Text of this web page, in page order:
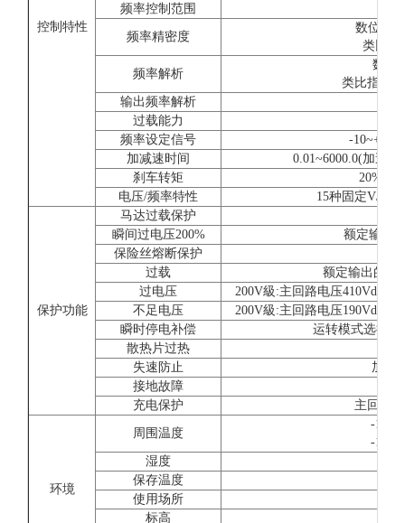
控制特性
频率控制范围
频率精密度
数位指
类比指
频率解析
数位
类比指令
输出频率解析
过载能力
频率设定信号
-
加减速时间
0.01~6000.0(加速
刹车转矩
20%(附
电压/频率特性
15种固定V/f特
保护功能
马达过载保护
瞬间过电压200%
额定输出
保险丝熔断保护
过载
额定输出的
过电压
200V級:主回路电压410Vdc以
不足电压
200V級:主回路电压190Vdc以
瞬时停电补偿
运转模式选择约
散热片过热
失速防止
加减
接地故障
充电保护
主回路
环境
周围温度
-
-
湿度
保存温度
使用场所
标高